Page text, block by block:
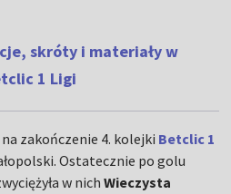
skróty i materiały w
1 Ligi
zakończenie 4. kolejki Betclic 1
Ostatecznie po golu
w nichWieczysta